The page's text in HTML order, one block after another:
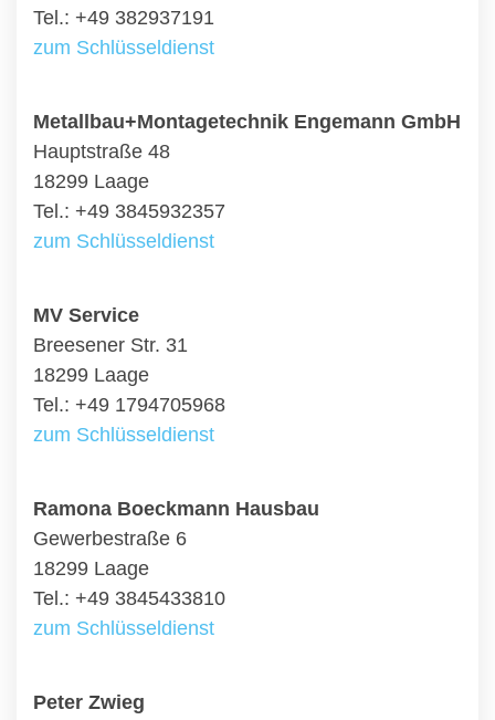
Tel.: +49 382937191
zum Schlüsseldienst
Metallbau+Montagetechnik Engemann GmbH
Hauptstraße 48
18299 Laage
Tel.: +49 3845932357
zum Schlüsseldienst
MV Service
Breesener Str. 31
18299 Laage
Tel.: +49 1794705968
zum Schlüsseldienst
Ramona Boeckmann Hausbau
Gewerbestraße 6
18299 Laage
Tel.: +49 3845433810
zum Schlüsseldienst
Peter Zwieg